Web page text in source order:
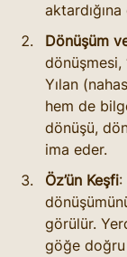
Dönüşüm
dönüşmesi,
Yılan
hem de
dönüşü,
ima eder.
Öz’ün Keşfi:
görülür.
göğe doğru